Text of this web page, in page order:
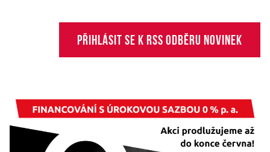
Přihlásit se k RSS odběru novinek